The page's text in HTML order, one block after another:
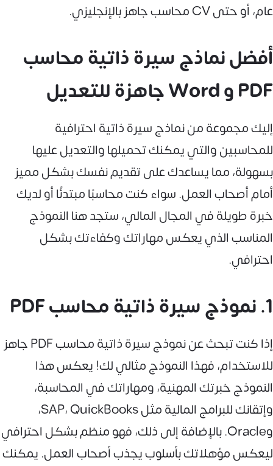
عام، أو حتى CV محاسب جاهز بالإنجليزي.
أفضل نماذج سيرة ذاتية محاسب
PDF و Word جاهزة للتعديل
إليك مجموعة من نماذج سيرة ذاتية احترافية
للمحاسبين والتي يمكنك تحميلها والتعديل عليها
بسهولة، مما يساعدك على تقديم نفسك بشكل مميز
أمام أصحاب العمل. سواء كنت محاسبًا مبتدئًا أو لديك
خبرة طويلة في المجال المالي، ستجد هنا النموذج
المناسب الذي يعكس مهاراتك وكفاءتك بشكل
احترافي.
1. نموذج سيرة ذاتية محاسب PDF
إذا كنت تبحث عن نموذج سيرة ذاتية محاسب PDF جاهز
للاستخدام، فهذا النموذج مثالي لك! يعكس هذا
النموذج خبرتك المهنية، ومهاراتك في المحاسبة،
وإتقانك للبرامج المالية مثل SAP، QuickBooks،
وOracle. بالإضافة إلى ذلك، فهو منظم بشكل احترافي
ليعكس مؤهلاتك بأسلوب يجذب أصحاب العمل. يمكنك